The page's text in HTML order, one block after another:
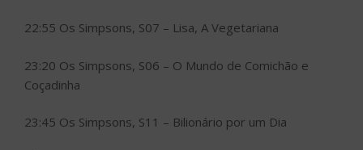
22:55 Os Simpsons, S07 – Lisa, A Vegetariana
23:20 Os Simpsons, S06 – O Mundo de Comichão e
Coçadinha
23:45 Os Simpsons, S11 – Bilionário por um Dia